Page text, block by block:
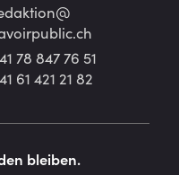
78 847 76 51
61 421 21 82
bleiben.